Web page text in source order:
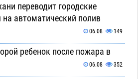
переводит городские
автоматический полив
06.08 149
ребенок после пожара в
06.08 352